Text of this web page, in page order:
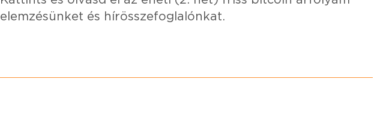
elemzésünket és hírösszefoglalónkat.